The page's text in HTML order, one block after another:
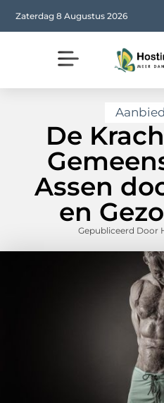
Zaterdag 8 Augustus 2026
De
Assen
en
Gepubliceerd Door